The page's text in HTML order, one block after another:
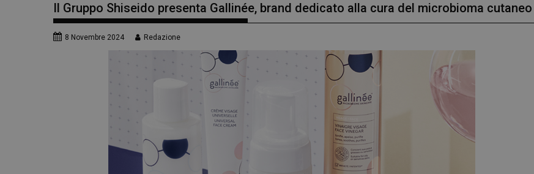
Il Gruppo Shiseido presenta Gallinée, brand dedicato alla cura del microbioma cutaneo
8 Novembre 2024 Redazione